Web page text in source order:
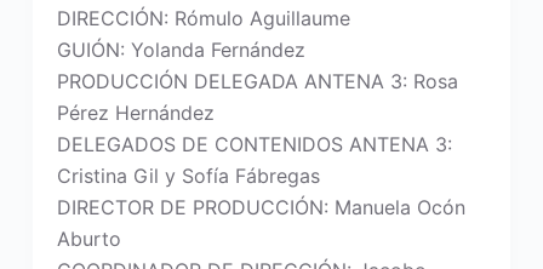
DIRECCIÓN: Rómulo Aguillaume
GUIÓN: Yolanda Fernández
PRODUCCIÓN DELEGADA ANTENA 3: Rosa
Pérez Hernández
DELEGADOS DE CONTENIDOS ANTENA 3:
Cristina Gil y Sofía Fábregas
DIRECTOR DE PRODUCCIÓN: Manuela Ocón
Aburto